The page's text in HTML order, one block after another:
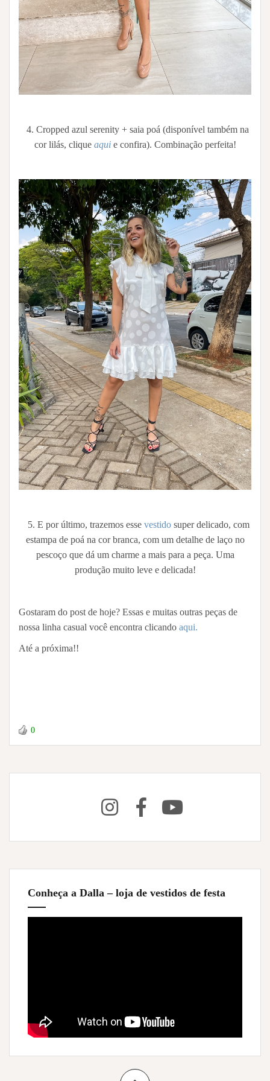
4. Cropped azul serenity + saia poá (disponível também na
cor lilás, clique aqui e confira). Combinação perfeita!
5. E por último, trazemos esse vestido super delicado, com
estampa de poá na cor branca, com um detalhe de laço no
pescoço que dá um charme a mais para a peça. Uma
produção muito leve e delicada!
Gostaram do post de hoje? Essas e muitas outras peças de
nossa linha casual você encontra clicando aqui.
Até a próxima!!
0
Conheça a Dalla – loja de vestidos de festa